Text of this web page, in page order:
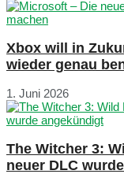
Xbox will in
wieder genau
1. Juni 2026
The Witcher 3:
neuer DLC